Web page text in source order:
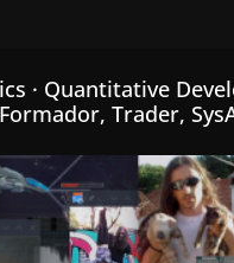
· Quantitative
Trader,